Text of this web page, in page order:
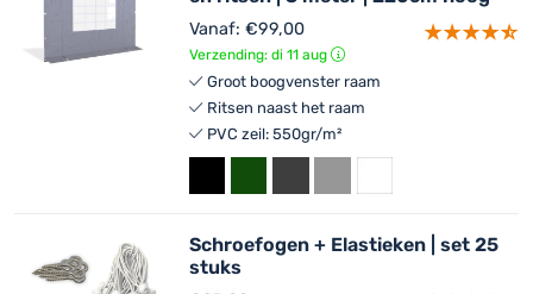
Vanaf: €99,00
Verzending: di 11 aug
Groot boogvenster raam
Ritsen naast het raam
PVC zeil: 550gr/m²
Schroefogen + Elastieken | set 25
stuks